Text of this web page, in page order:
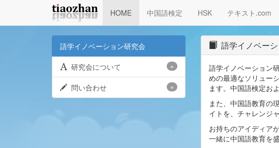
HOME 中国語検定 HSK テキスト.com
語学イノベーション研究会
研究会について »
問い合わせ »
語学イノベーシ
語学イノベーション
めの最適なソリュー
ます。中国語検定お
また、中国語教育の
イトを、チャレンジ
お持ちのアイディア
一緒に中国語教育を